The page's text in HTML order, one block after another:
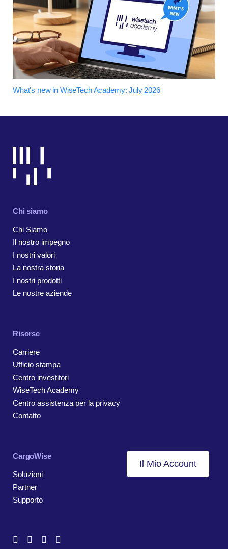
What's new in WiseTech Academy: July 2026
Chi siamo
Chi Siamo
Il nostro impegno
I nostri valori
La nostra storia
I nostri prodotti
Le nostre aziende
Risorse
Carriere
Ufficio stampa
Centro investitori
WiseTech Academy
Centro assistenza per la privacy
Contatto
CargoWise
Soluzioni
Partner
Supporto
Il Mio Account